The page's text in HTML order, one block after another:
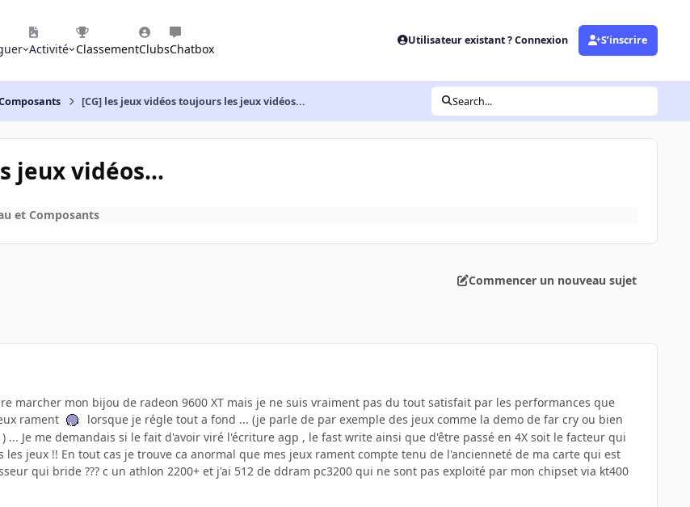
Activité ClassementClubsChatbox
Utilisateur existant ? Connexion S’inscrire
[CG] les jeux vidéos toujours les jeux vidéos... Search...
jeux vidéos...
et Composants
Commencer un nouveau sujet
marcher mon bijou de radeon 9600 XT mais je ne suis vraiment pas du tout satisfait par les performances que
rament
lorsque je régle tout a fond ... (je parle de par exemple des jeux comme la demo de far cry ou bien
... Je me demandais si le fait d'avoir viré l'écriture agp , le fast write ainsi que d'être passé en 4X soit le facteur qui
les jeux !! En tout cas je trouve ca anormal que mes jeux rament compte tenu de l'ancienneté de ma carte qui est
qui bride ??? c un athlon 2200+ et j'ai 512 de ddram pc3200 qui ne sont pas exploité par mon chipset via kt400